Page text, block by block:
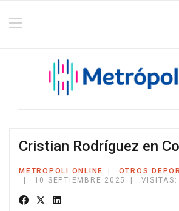
Cristian Rodríguez en
METRÓPOLI ONLINE
OTROS
10 SEPTIEMBRE 2025